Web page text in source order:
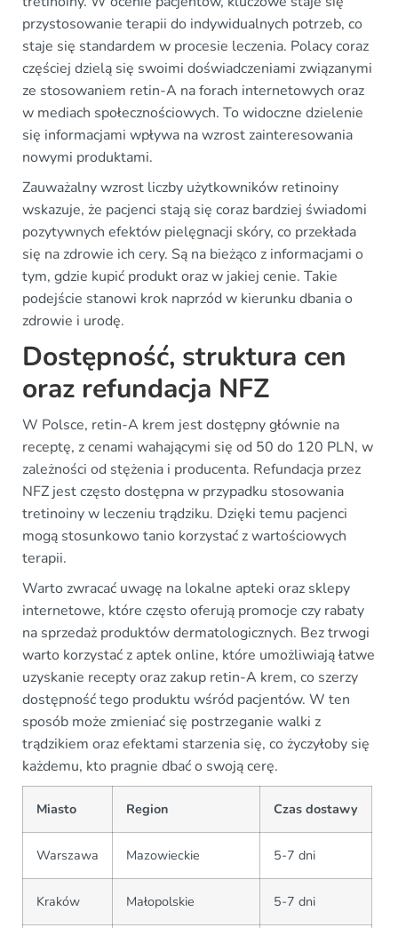
przystosowanie terapii do indywidualnych potrzeb, co
staje się standardem w procesie leczenia. Polacy coraz
częściej dzielą się swoimi doświadczeniami związanymi
ze stosowaniem retin-A na forach internetowych oraz
w mediach społecznościowych. To widoczne dzielenie
się informacjami wpływa na wzrost zainteresowania
nowymi produktami.
Zauważalny wzrost liczby użytkowników retinoiny
wskazuje, że pacjenci stają się coraz bardziej świadomi
pozytywnych efektów pielęgnacji skóry, co przekłada
się na zdrowie ich cery. Są na bieżąco z informacjami o
tym, gdzie kupić produkt oraz w jakiej cenie. Takie
podejście stanowi krok naprzód w kierunku dbania o
zdrowie i urodę.
Dostępność, struktura cen
oraz refundacja NFZ
W Polsce, retin-A krem jest dostępny głównie na
receptę, z cenami wahającymi się od 50 do 120 PLN, w
zależności od stężenia i producenta. Refundacja przez
NFZ jest często dostępna w przypadku stosowania
tretinoiny w leczeniu trądziku. Dzięki temu pacjenci
mogą stosunkowo tanio korzystać z wartościowych
terapii.
Warto zwracać uwagę na lokalne apteki oraz sklepy
internetowe, które często oferują promocje czy rabaty
na sprzedaż produktów dermatologicznych. Bez trwogi
warto korzystać z aptek online, które umożliwiają łatwe
uzyskanie recepty oraz zakup retin-A krem, co szerzy
dostępność tego produktu wśród pacjentów. W ten
sposób może zmieniać się postrzeganie walki z
trądzikiem oraz efektami starzenia się, co życzyłoby się
każdemu, kto pragnie dbać o swoją cerę.
Miasto Region Czas dostawy
Warszawa Mazowieckie 5-7 dni
Kraków Małopolskie 5-7 dni